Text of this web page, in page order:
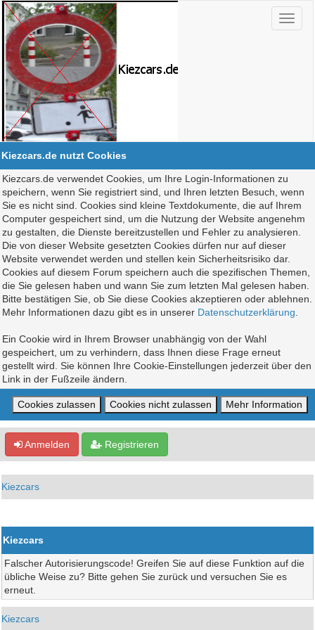
Kiezcars.de nutzt Cookies
Kiezcars.de verwendet Cookies, um Ihre Login-Informationen zu
speichern, wenn Sie registriert sind, und Ihren letzten Besuch, wenn
Sie es nicht sind. Cookies sind kleine Textdokumente, die auf Ihrem
Computer gespeichert sind, um die Nutzung der Website angenehm
zu gestalten, die Dienste bereitzustellen und Fehler zu analysieren.
Die von dieser Website gesetzten Cookies dürfen nur auf dieser
Website verwendet werden und stellen kein Sicherheitsrisiko dar.
Cookies auf diesem Forum speichern auch die spezifischen Themen,
die Sie gelesen haben und wann Sie zum letzten Mal gelesen haben.
Bitte bestätigen Sie, ob Sie diese Cookies akzeptieren oder ablehnen.
Mehr Informationen dazu gibt es in unserer Datenschutzerklärung
Ein Cookie wird in Ihrem Browser unabhängig von der Wahl
gespeichert, um zu verhindern, dass Ihnen diese Frage erneut
gestellt wird. Sie können Ihre Cookie-Einstellungen jederzeit über den
Link in der Fußzeile ändern.
Anmelden Registrieren
Kiezcars
Kiezcars
Falscher Autorisierungscode! Greifen Sie auf diese Funktion auf die
übliche Weise zu? Bitte gehen Sie zurück und versuchen Sie es
erneut.
Kiezcars